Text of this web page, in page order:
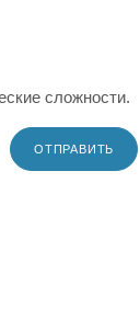
сложности.
ОТПРАВИТЬ